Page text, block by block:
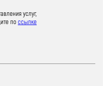
услуг,
поссылке